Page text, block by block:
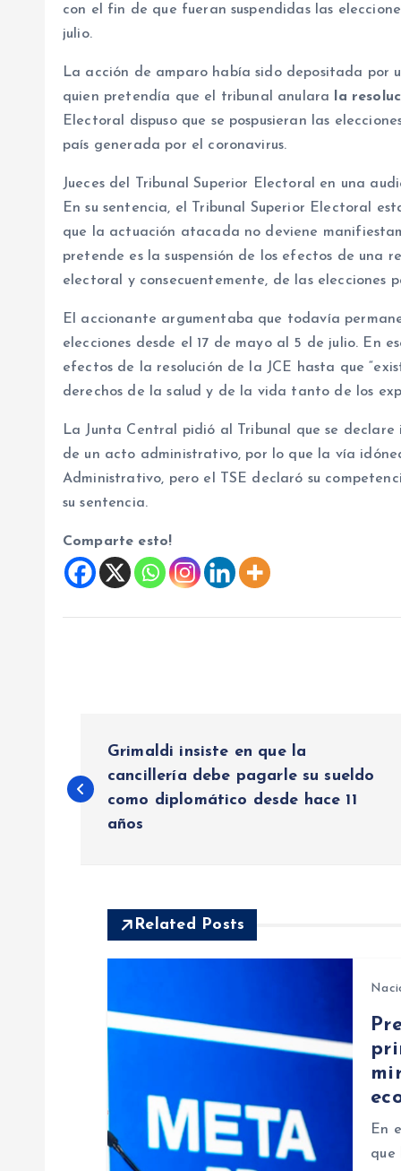
con el fin de que fueran suspendidas las
julio.
La acción de amparo había sido depositada por
quien pretendía que el tribunal anulara la
Electoral dispuso que se pospusieran las
país generada por el coronavirus.
Jueces del Tribunal Superior Electoral en una
En su sentencia, el Tribunal Superior Electoral
que la actuación atacada no deviene
pretende es la suspensión de los efectos de una
electoral y consecuentemente, de las elecciones
El accionante argumentaba que todavía
elecciones desde el 17 de mayo al 5 de julio. En
efectos de la resolución de la JCE hasta que
derechos de la salud y de la vida tanto de los
La Junta Central pidió al Tribunal que se
de un acto administrativo, por lo que la vía
Administrativo, pero el TSE declaró su
su sentencia.
Comparte esto!
a
Grimaldi insiste en que la
cancillería debe pagarle su sueldo
como diplomático desde hace 11
años
Related Posts
En
que